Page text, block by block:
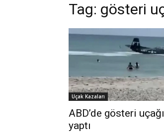
Tag: gösteri
Uçak Kazaları
ABD’de gösteri
yaptı